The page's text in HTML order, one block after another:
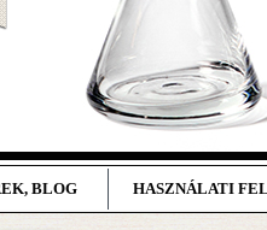
BLOG HASZNÁLATI